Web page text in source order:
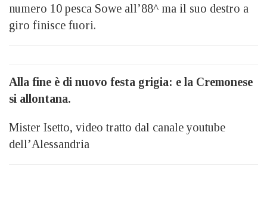
numero 10 pesca Sowe all’88^ ma il suo destro a
giro finisce fuori.
Alla fine è di nuovo festa grigia: e la Cremonese
si allontana.
Mister Isetto, video tratto dal canale youtube
dell’Alessandria